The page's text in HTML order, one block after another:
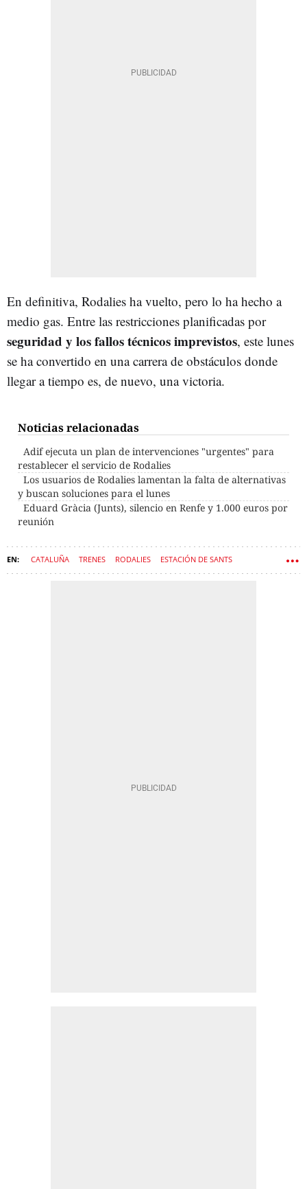
En definitiva, Rodalies ha vuelto, pero lo ha hecho a
medio gas. Entre las restricciones planificadas por
seguridad y los fallos técnicos imprevistos, este lunes
se ha convertido en una carrera de obstáculos donde
llegar a tiempo es, de nuevo, una victoria.
Noticias relacionadas
Adif ejecuta un plan de intervenciones "urgentes" para
restablecer el servicio de Rodalies
Los usuarios de Rodalies lamentan la falta de alternativas
y buscan soluciones para el lunes
Eduard Gràcia (Junts), silencio en Renfe y 1.000 euros por
reunión
CATALUÑA TRENES RODALIES ESTACIÓN DE SANTS